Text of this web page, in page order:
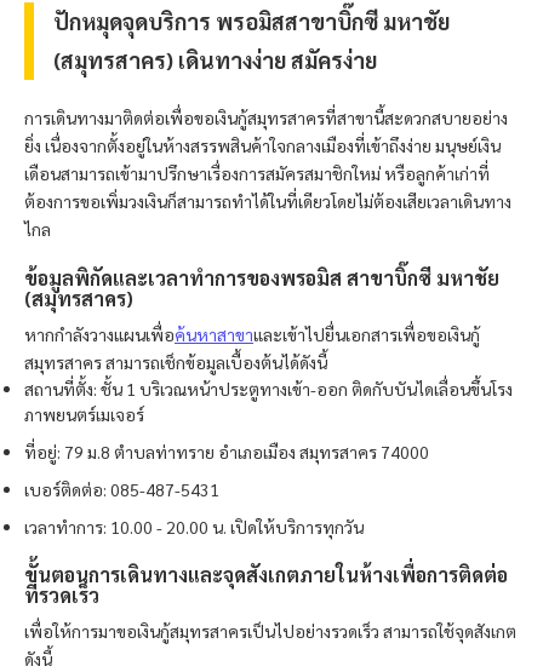
ปักหมุดจุดบริการ พรอมิสสาขาบิ๊กซี มหาชัย
(สมุทรสาคร) เดินทางง่าย สมัครง่าย
การเดินทางมาติดต่อเพื่อขอเงินกู้สมุทรสาครที่สาขานี้สะดวกสบายอย่าง
ยิ่ง เนื่องจากตั้งอยู่ในห้างสรรพสินค้าใจกลางเมืองที่เข้าถึงง่าย มนุษย์เงิน
เดือนสามารถเข้ามาปรึกษาเรื่องการสมัครสมาชิกใหม่ หรือลูกค้าเก่าที่
ต้องการขอเพิ่มวงเงินก็สามารถทำได้ในที่เดียวโดยไม่ต้องเสียเวลาเดินทาง
ไกล
ข้อมูลพิกัดและเวลาทำการของพรอมิส สาขาบิ๊กซี มหาชัย
(สมุทรสาคร)
หากกำลังวางแผนเพื่อค้นหาสาขาและเข้าไปยื่นเอกสารเพื่อขอเงินกู้
สมุทรสาคร สามารถเช็กข้อมูลเบื้องต้นได้ดังนี้
สถานที่ตั้ง: ชั้น 1 บริเวณหน้าประตูทางเข้า-ออก ติดกับบันไดเลื่อนขึ้นโรง
ภาพยนตร์เมเจอร์
ที่อยู่: 79 ม.8 ตำบลท่าทราย อำเภอเมือง สมุทรสาคร 74000
เบอร์ติดต่อ: 085-487-5431
เวลาทำการ: 10.00 - 20.00 น. เปิดให้บริการทุกวัน
ขั้นตอนการเดินทางและจุดสังเกตภายในห้างเพื่อการติดต่อ
ที่รวดเร็ว
เพื่อให้การมาขอเงินกู้สมุทรสาครเป็นไปอย่างรวดเร็ว สามารถใช้จุดสังเกต
ดังนี้